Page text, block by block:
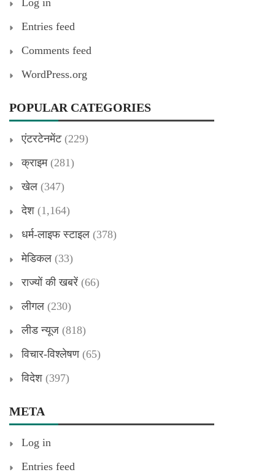
Log in
Entries feed
Comments feed
WordPress.org
POPULAR CATEGORIES
एंटरटेनमेंट(229)
क्राइम(281)
खेल (347)
देश (1,164)
धर्म-लाइफ स्टाइल (378)
मेडिकल (33)
राज्यों की खबरें (66)
लीगल (230)
लीड न्यूज (818)
विचार-विश्लेषण(65)
विदेश (397)
META
Log in
Entries feed